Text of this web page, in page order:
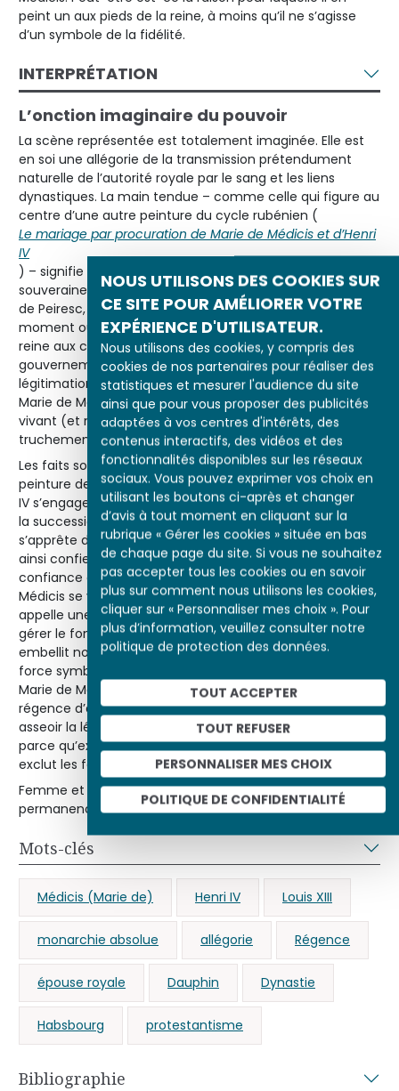
NOUS UTILISONS DES COOKIES SUR
CE SITE POUR AMÉLIORER VOTRE
EXPÉRIENCE D'UTILISATEUR.
Nous utilisons des cookies, y compris des
cookies de nos partenaires pour réaliser des
statistiques et mesurer l'audience du site
ainsi que pour vous proposer des publicités
adaptées à vos centres d'intérêts, des
contenus interactifs, des vidéos et des
fonctionnalités disponibles sur les réseaux
sociaux. Vous pouvez exprimer vos choix en
utilisant les boutons ci-après et changer
d’avis à tout moment en cliquant sur la
rubrique « Gérer les cookies » située en bas
de chaque page du site. Si vous ne souhaitez
pas accepter tous les cookies ou en savoir
plus sur comment nous utilisons les cookies,
cliquer sur « Personnaliser mes choix ». Pour
plus d’information, veuillez consulter notre
politique de protection des données.
TOUT ACCEPTER
TOUT REFUSER
PERSONNALISER MES CHOIX
POLITIQUE DE CONFIDENTIALITÉ
peint un aux pieds de la reine, à moins qu’il ne s’agisse
d’un symbole de la fidélité.
INTERPRÉTATION
L’onction imaginaire du pouvoir
La scène représentée est totalement imaginée. Elle est
en soi une allégorie de la transmission prétendument
naturelle de l’autorité royale par le sang et les liens
dynastiques. La main tendue – comme celle qui figure au
centre d’une autre peinture du cycle rubénien (
Le mariage par procuration de Marie de Médicis et d’Henri
IV
) – signifie visuellement la communication de la
souveraineté. Rubens a suivi le conseil de son ami Fabri
de Peiresc, qui lui avait suggéré de mettre en valeur « le
moment où le roi défunt commença à faire participer la
reine aux conseils et aux affaires les plus importantes du
gouvernement ». La toile donne chair et vie à la
légitimation du pouvoir exercé par la reine ; elle place
Marie de Médicis en reine souveraine par la volonté du roi
vivant (et non par la mort accidentelle du roi et par le
truchement de son fils Louis XIII).
Les faits sont moins solennels que le laisse supposer la
peinture de Rubens. Pour faire pièce aux Habsbourg, Henri
IV s’engage dans un conflit en terre d’empire au sujet de
la succession des duchés de Clèves et de Juliers. Il
s’apprête donc à quitter son royaume en mai 1610 et doit
ainsi confier son gouvernement à une personne de
confiance durant le temps de son absence. Marie de
Médicis se voit investie dans ce cadre de ce qu’on
appelle une régence d’absence, dont la tâche est de
gérer le fonctionnement quotidien du royaume. Rubens
embellit notoirement cet épisode en lui conférant une
force symbolique qui montre l’accession au pouvoir de
Marie de Médicis et en télescopant volontairement
régence d’absence et régence de minorité pour mieux
asseoir la légitimité d’une souveraineté forcément fragile
parce qu’exercée par une reine dans un royaume qui
exclut les femmes du trône.
Femme et étrangère, Marie de Médicis peut incarner la
permanence dynastique parce qu’épouse et mère de roi.
Mots-clés
Médicis (Marie de) Henri IV Louis XIII
monarchie absolue allégorie Régence
épouse royale Dauphin Dynastie
Habsbourg protestantisme
Bibliographie